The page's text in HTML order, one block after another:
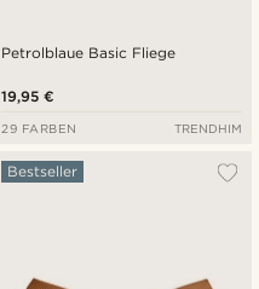
Petrolblaue Basic Fliege
19,95 €
29 FARBEN TRENDHIM
Bestseller